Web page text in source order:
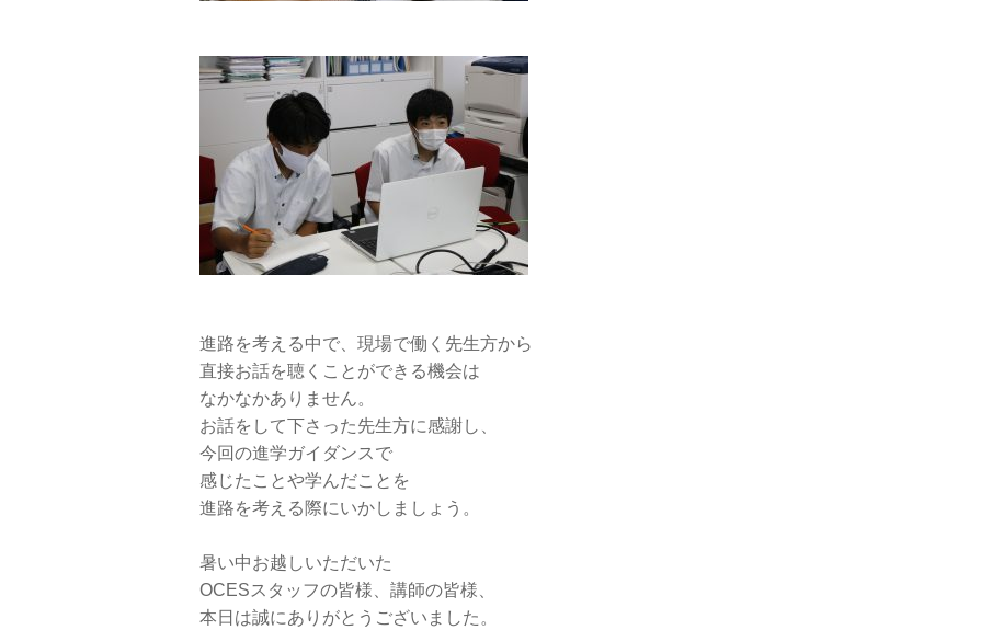
進路を考える中で、現場で働く先生方から
直接お話を聴くことができる機会は
なかなかありません。
お話をして下さった先生方に感謝し、
今回の進学ガイダンスで
感じたことや学んだことを
進路を考える際にいかしましょう。
暑い中お越しいただいた
OCESスタッフの皆様、講師の皆様、
本日は誠にありがとうございました。